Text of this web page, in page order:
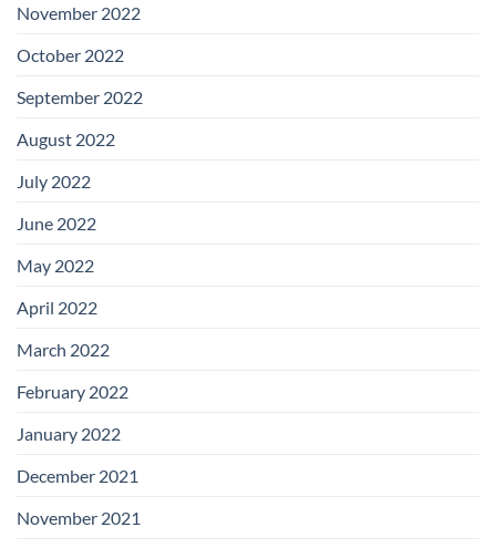
November 2022
October 2022
September 2022
August 2022
July 2022
June 2022
May 2022
April 2022
March 2022
February 2022
January 2022
December 2021
November 2021